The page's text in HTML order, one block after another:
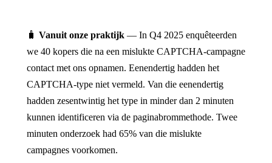
🧳 Vanuit onze praktijk — In Q4 2025 enquêteerden
we 40 kopers die na een mislukte CAPTCHA-campagne
contact met ons opnamen. Eenendertig hadden het
CAPTCHA-type niet vermeld. Van die eenendertig
hadden zesentwintig het type in minder dan 2 minuten
kunnen identificeren via de paginabrommethode. Twee
minuten onderzoek had 65% van die mislukte
campagnes voorkomen.